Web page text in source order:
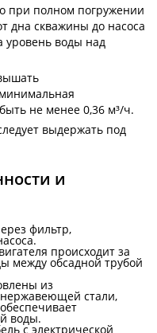
при полном погружении
дна скважины до насоса
уровень воды над
не менее 0,36 м³/ч.
выдержать под
и
фильтр,
происходит за
между обсадной трубой
из
нержавеющей стали,
воды.
с электрической